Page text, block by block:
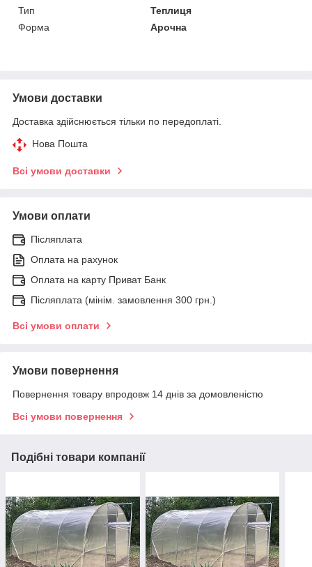
Тип
Теплиця
Форма
Арочна
Умови доставки
Доставка здійснюється тільки по передоплаті.
Нова Пошта
Всі умови доставки
Умови оплати
Післяплата
Оплата на рахунок
Оплата на карту Приват Банк
Післяплата (мінім. замовлення 300 грн.)
Всі умови оплати
Умови повернення
Повернення товару впродовж 14 днів за домовленістю
Всі умови повернення
Подібні товари компанії